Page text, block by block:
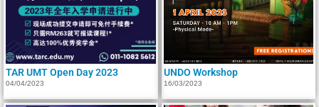
TAR UMT Open Day 2023
04/04/2023
UNDO Workshop
16/03/2023